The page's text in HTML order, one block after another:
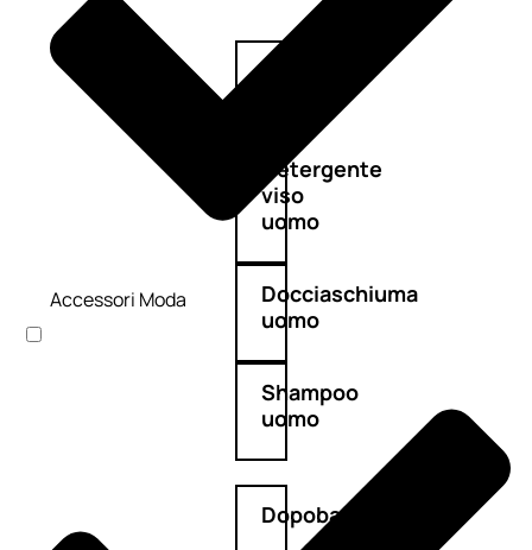
Antietà
Detergente
viso
uomo
Docciaschiuma
uomo
Shampoo
uomo
Dopobarba
Accessori Moda